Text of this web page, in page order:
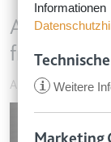
i Weitere
fristlose
Arbeitnehmer &
Image